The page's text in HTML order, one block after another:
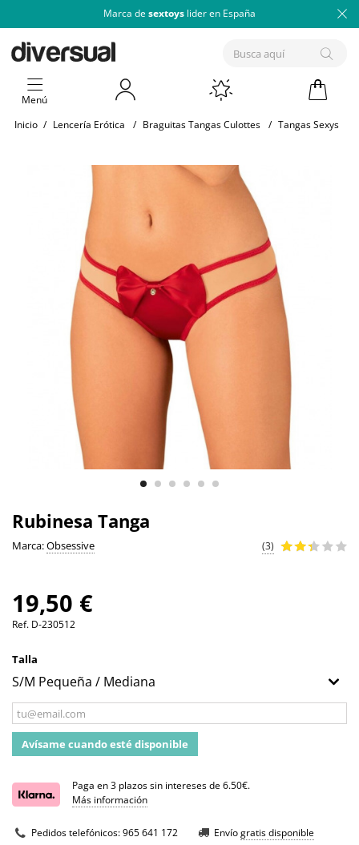
Marca de sextoys lider en España
Menú
Inicio / Lencería Erótica / Braguitas Tangas Culottes / Tangas Sexys
Rubinesa Tanga
Marca:Obsessive (3)
19,50 €
Ref. D-230512
Talla
Avísame cuando esté disponible
Paga en 3 plazos sin intereses de 6.50€.
Más información
Pedidos telefónicos:965 641 172 Envíogratis disponible